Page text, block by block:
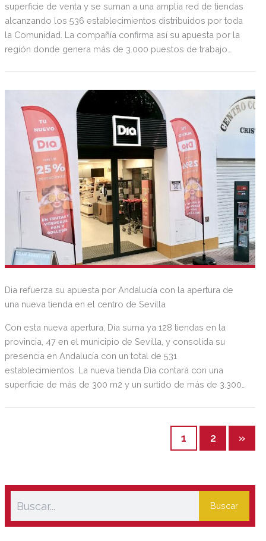
superficie de venta y se suman a una amplia red de tiendas
alcanzando los 536 establecimientos distribuidos por toda
la Comunidad. La compañía confirma así su apuesta por la
región donde genera más de 3.000 puestos de trabajo
Dia refuerza su apuesta por Andalucía con la apertura de
una nueva tienda en el centro de Sevilla
Con esta nueva apertura, Dia suma ya 128 tiendas en la
provincia, 47 en el municipio de Sevilla, y consolida su
presencia en Andalucía con un total de 531
establecimientos. La nueva tienda Dia contará con una
superficie de más de 300 m2 y un surtido de más de 3.300
1 2 »
Buscar